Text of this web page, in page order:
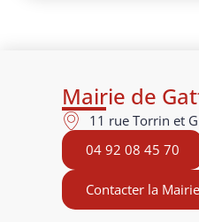
Mairie de
11 rue Torrin et
04 92 08 45 70
Contacter la Mairie